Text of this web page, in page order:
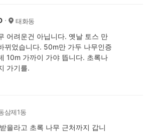
태화동
어려운건 아닙니다. 옛날 토스 만
뀌었습니다. 50m만 가두 나무인증
10m 가까이 가야 뜹니다. 초록나
가기를.
삼제1동
을라고 초록 나무 근처까지 갑니